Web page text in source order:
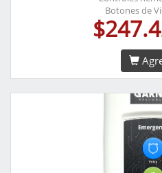
Botones de